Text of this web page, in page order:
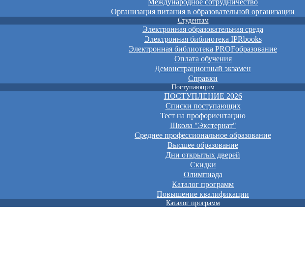
Организация питания в образовательной организации
Студентам
Электронная образовательная среда
Электронная библиотека IPRbooks
Электронная библиотека PROFобразование
Оплата обучения
Демонстрационный экзамен
Справки
Поступающим
ПОСТУПЛЕНИЕ 2026
Списки поступающих
Тест на профориентацию
Школа "Экстернат"
Среднее профессиональное образование
Высшее образование
Дни открытых дверей
Скидки
Олимпиада
Каталог программ
Повышение квалификации
Каталог программ